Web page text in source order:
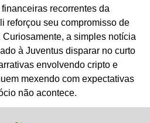
recorrentes da
reforçou seu compromisso de
Curiosamente, a simples notícia
à Juventus disparar no curto
envolvendo cripto e
mexendo com expectativas
não acontece.